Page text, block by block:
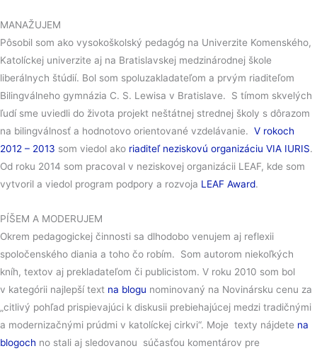
MANAŽUJEM
Pôsobil som ako vysokoškolský pedagóg na Univerzite Komenského,
Katolíckej univerzite aj na Bratislavskej medzinárodnej škole
liberálnych štúdií. Bol som spoluzakladateľom a prvým riaditeľom
Bilingválneho gymnázia C. S. Lewisa v Bratislave. S tímom skvelých
ľudí sme uviedli do života projekt neštátnej strednej školy s dôrazom
na bilingválnosť a hodnotovo orientované vzdelávanie. V rokoch
2012 – 2013 som viedol ako riaditeľ neziskovú organizáciu VIA IURIS.
Od roku 2014 som pracoval v neziskovej organizácii LEAF, kde som
vytvoril a viedol program podpory a rozvoja LEAF Award.
PÍŠEM A MODERUJEM
Okrem pedagogickej činnosti sa dlhodobo venujem aj reflexii
spoločenského diania a toho čo robím. Som autorom niekoľkých
kníh, textov aj prekladateľom či publicistom. V roku 2010 som bol
v kategórii najlepší text na blogu nominovaný na Novinársku cenu za
„citlivý pohľad prispievajúci k diskusii prebiehajúcej medzi tradičnými
a modernizačnými prúdmi v katolíckej cirkvi“. Moje texty nájdete na
blogoch no stali aj sledovanou súčasťou komentárov pre